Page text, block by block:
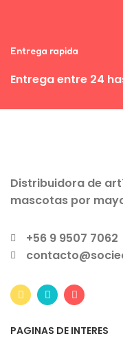
Entrega rapida
Entrega entre 24
Distribuidora de
mascotas por
+56 9 9507 7062
PAGINAS DE INTERES